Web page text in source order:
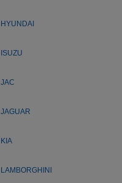
HYUNDAI
ISUZU
JAC
JAGUAR
KIA
LAMBORGHINI